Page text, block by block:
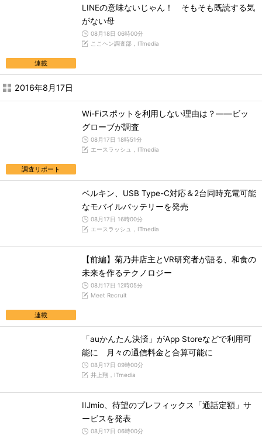
連載
LINEの意味ないじゃん！ そもそも既読する気
がない母
08月18日 06時00分
ここヘン調査部，ITmedia
2016年8月17日
調査リポート
Wi-Fiスポットを利用しない理由は？――ビッ
グローブが調査
08月17日 18時51分
エースラッシュ，ITmedia
ベルキン、USB Type-C対応＆2台同時充電可能
なモバイルバッテリーを発売
08月17日 16時00分
エースラッシュ，ITmedia
連載
【前編】菊乃井店主とVR研究者が語る、和食の
未来を作るテクノロジー
08月17日 12時05分
Meet Recruit
「auかんたん決済」がApp Storeなどで利用可
能に 月々の通信料金と合算可能に
08月17日 09時00分
井上翔，ITmedia
IIJmio、待望のプレフィックス「通話定額」サ
ービスを発表
08月17日 06時00分